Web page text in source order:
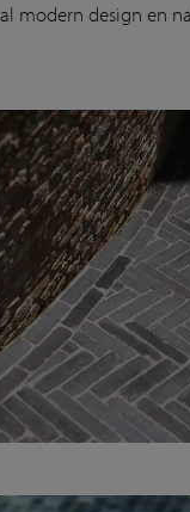
modern design en